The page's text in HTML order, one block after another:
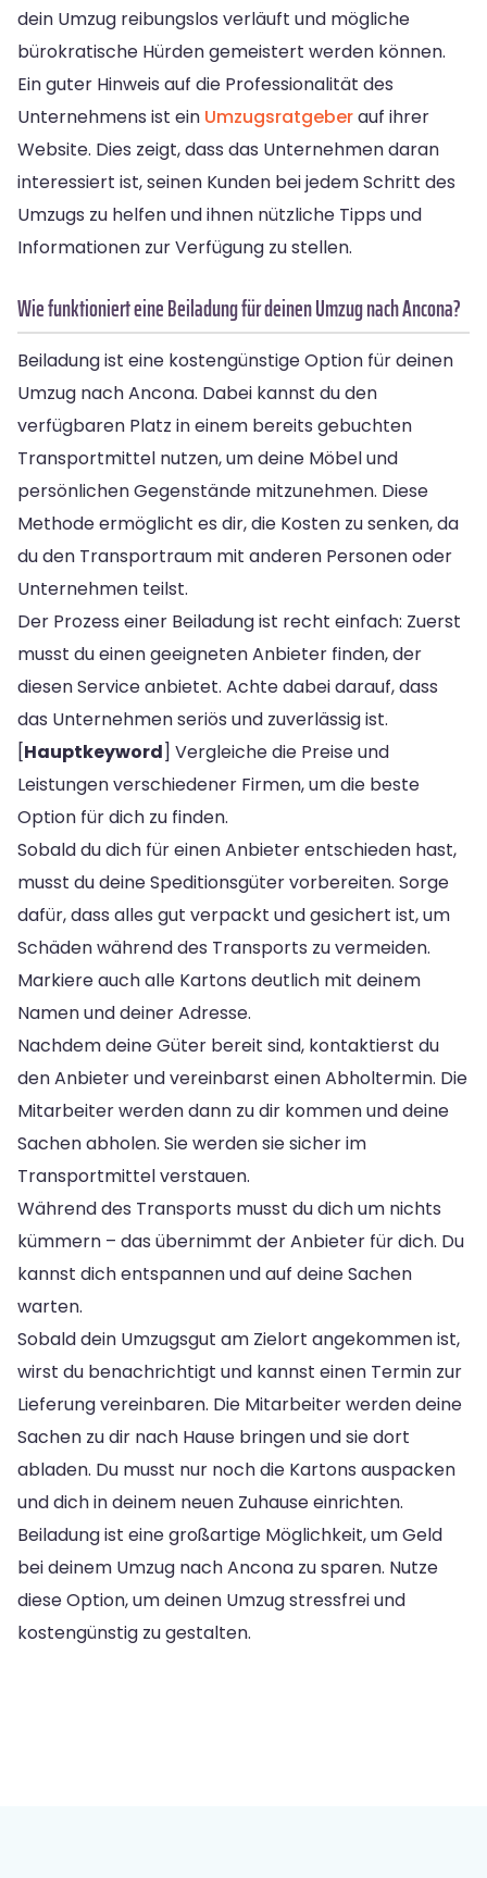
dein Umzug reibungslos verläuft und mögliche
bürokratische Hürden gemeistert werden können.
Ein guter Hinweis auf die Professionalität des
Unternehmens ist ein Umzugsratgeberauf ihrer
Website. Dies zeigt, dass das Unternehmen daran
interessiert ist, seinen Kunden bei jedem Schritt des
Umzugs zu helfen und ihnen nützliche Tipps und
Informationen zur Verfügung zu stellen.
Wie funktioniert eine Beiladung für deinen Umzug nach Ancona?
Beiladung ist eine kostengünstige Option für deinen
Umzug nach Ancona. Dabei kannst du den
verfügbaren Platz in einem bereits gebuchten
Transportmittel nutzen, um deine Möbel und
persönlichen Gegenstände mitzunehmen. Diese
Methode ermöglicht es dir, die Kosten zu senken, da
du den Transportraum mit anderen Personen oder
Unternehmen teilst.
Der Prozess einer Beiladung ist recht einfach: Zuerst
musst du einen geeigneten Anbieter finden, der
diesen Service anbietet. Achte dabei darauf, dass
das Unternehmen seriös und zuverlässig ist.
[Hauptkeyword] Vergleiche die Preise und
Leistungen verschiedener Firmen, um die beste
Option für dich zu finden.
Sobald du dich für einen Anbieter entschieden hast,
musst du deine Speditionsgüter vorbereiten. Sorge
dafür, dass alles gut verpackt und gesichert ist, um
Schäden während des Transports zu vermeiden.
Markiere auch alle Kartons deutlich mit deinem
Namen und deiner Adresse.
Nachdem deine Güter bereit sind, kontaktierst du
den Anbieter und vereinbarst einen Abholtermin. Die
Mitarbeiter werden dann zu dir kommen und deine
Sachen abholen. Sie werden sie sicher im
Transportmittel verstauen.
Während des Transports musst du dich um nichts
kümmern – das übernimmt der Anbieter für dich. Du
kannst dich entspannen und auf deine Sachen
warten.
Sobald dein Umzugsgut am Zielort angekommen ist,
wirst du benachrichtigt und kannst einen Termin zur
Lieferung vereinbaren. Die Mitarbeiter werden deine
Sachen zu dir nach Hause bringen und sie dort
abladen. Du musst nur noch die Kartons auspacken
und dich in deinem neuen Zuhause einrichten.
Beiladung ist eine großartige Möglichkeit, um Geld
bei deinem Umzug nach Ancona zu sparen. Nutze
diese Option, um deinen Umzug stressfrei und
kostengünstig zu gestalten.